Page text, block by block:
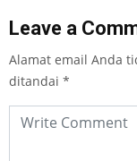
Leave a
Alamat email Anda
ditandai *